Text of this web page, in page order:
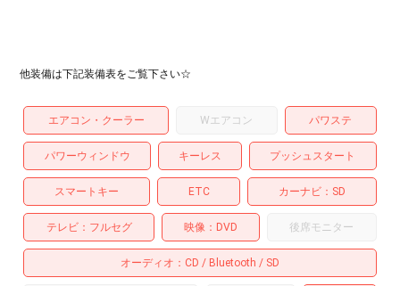
他装備は下記装備表をご覧下さい☆
エアコン・クーラー Wエアコン パワステ
パワーウィンドウ キーレス プッシュスタート
スマートキー ETC カーナビ SD
テレビ フルセグ 映像 DVD 後席モニター
オーディオ CD Bluetooth SD